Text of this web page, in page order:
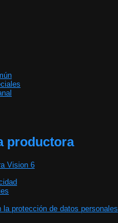
productora
la protección de datos personales